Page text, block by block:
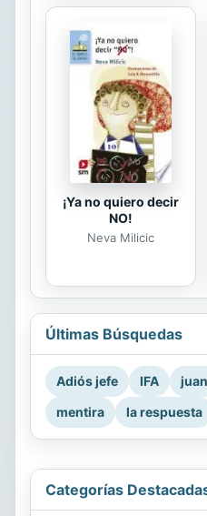
¡Ya no quiero decir
NO!
Neva Milicic
Últimas Búsquedas
Adiós jefe IFA
mentira
la respuesta
Categorías